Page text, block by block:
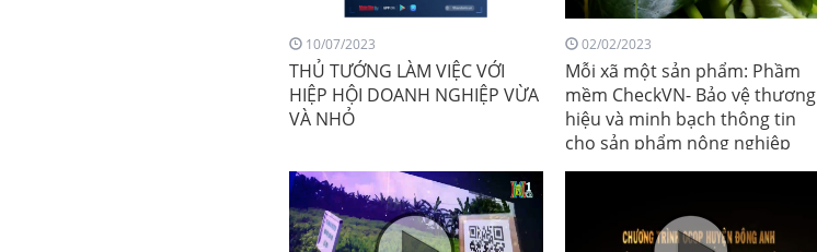
10/07/2023
THỦ TƯỚNG LÀM VIỆC VỚI
HIỆP HỘI DOANH NGHIỆP VỪA
VÀ NHỎ
02/02/2023
Mỗi xã một sản phẩm: Phầm
mềm CheckVN- Bảo vệ thương
hiệu và minh bạch thông tin
cho sản phẩm nông nghiệp
Thủ đô